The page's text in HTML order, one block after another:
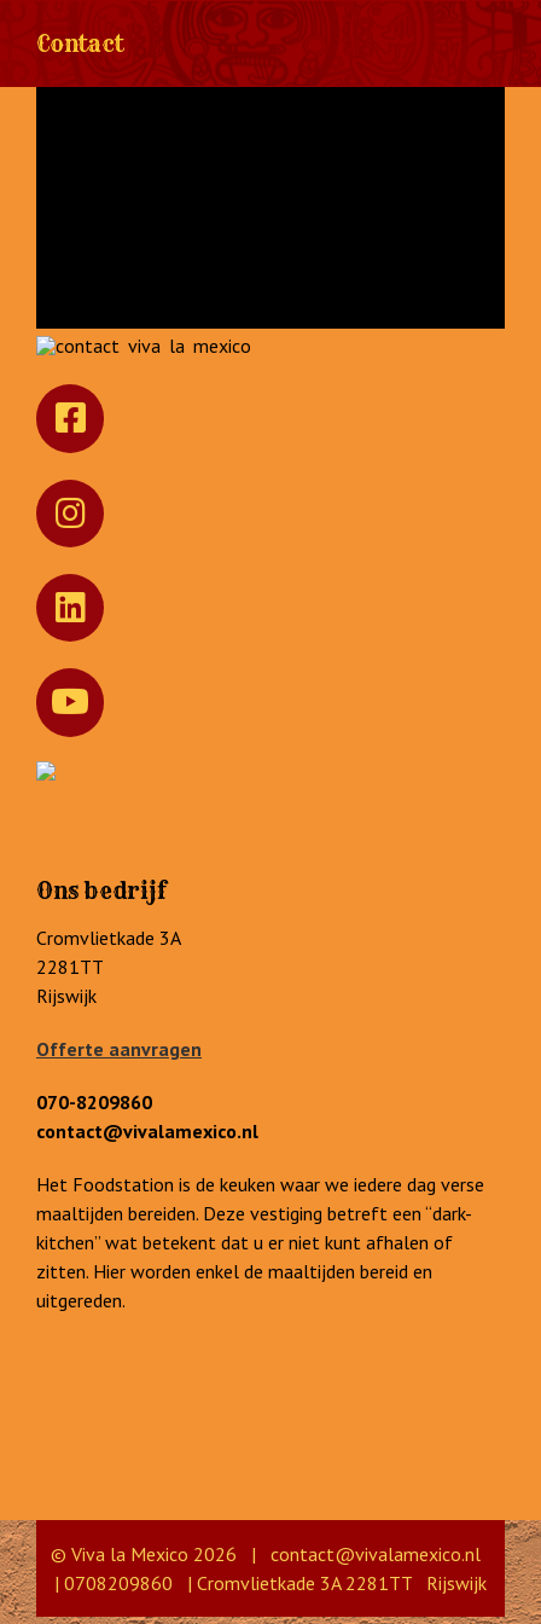
Contact
Ons bedrijf
Cromvlietkade 3A
2281TT
Rijswijk
Offerte aanvragen
070-8209860
contact@vivalamexico.nl
Het Foodstation is de keuken waar we iedere dag verse
maaltijden bereiden. Deze vestiging betreft een “dark-
kitchen” wat betekent dat u er niet kunt afhalen of
zitten. Hier worden enkel de maaltijden bereid en
uitgereden.
© Viva la Mexico 2026 | contact@vivalamexico.nl
| 0708209860 | Cromvlietkade 3A 2281TT Rijswijk